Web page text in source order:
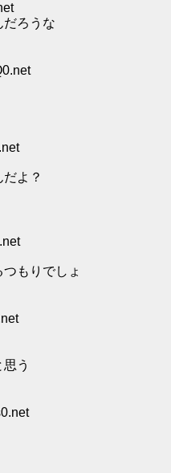
だろうな
よ？
もりでしょ
う